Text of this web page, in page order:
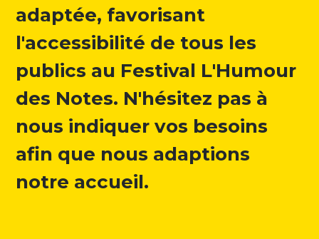
adaptée, favorisant
l'accessibilité de tous les
publics au Festival L'Humour
des Notes. N'hésitez pas à
nous indiquer vos besoins
afin que nous adaptions
notre accueil.
Programme
Contact
Newsletter
Facebook
Youtube